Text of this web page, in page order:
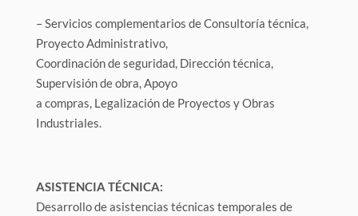
– Servicios complementarios de Consultoría técnica,
Proyecto Administrativo,
Coordinación de seguridad, Dirección técnica,
Supervisión de obra, Apoyo
a compras, Legalización de Proyectos y Obras
Industriales.
ASISTENCIA TÉCNICA:
Desarrollo de asistencias técnicas temporales de